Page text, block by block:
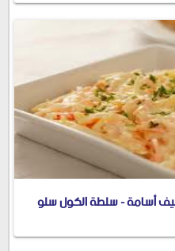
أسامة - سلطة الكول سلو